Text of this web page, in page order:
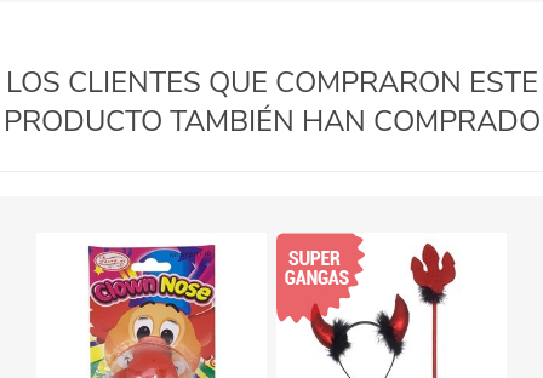
LOS CLIENTES QUE COMPRARON ESTE
PRODUCTO TAMBIÉN HAN COMPRADO